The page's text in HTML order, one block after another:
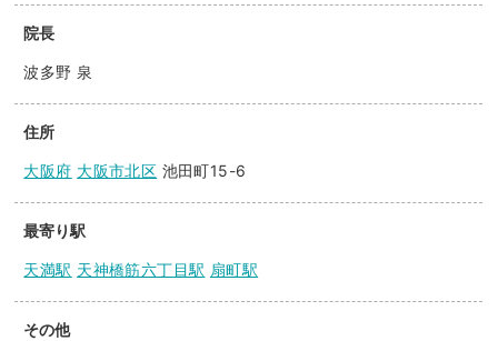
院長
波多野 泉
住所
大阪府 大阪市北区 池田町15-6
最寄り駅
天満駅 天神橋筋六丁目駅 扇町駅
その他